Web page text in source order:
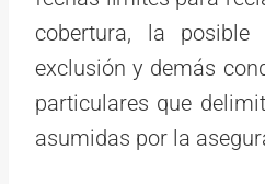
cobertura, la
exclusión y demás
particulares que
asumidas por la